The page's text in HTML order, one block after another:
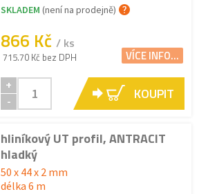
SKLADEM (není na prodejně)
866 Kč / ks
715.70 Kč bez DPH VÍCE INFO...
+
-
KOUPIT
hliníkový UT profil, ANTRACIT
hladký
50 x 44 x 2 mm
délka 6 m